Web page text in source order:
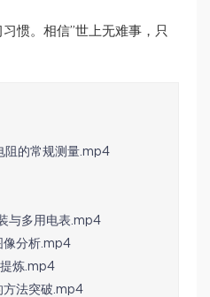
惯。相信”世上无难事，只
阻的常规测量.mp4
与多用电表.mp4
像分析.mp4
提炼.mp4
方法突破.mp4